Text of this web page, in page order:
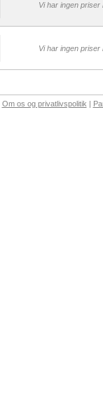
Vi har ingen
Vi har ingen
Om os og privatlivspolitik |